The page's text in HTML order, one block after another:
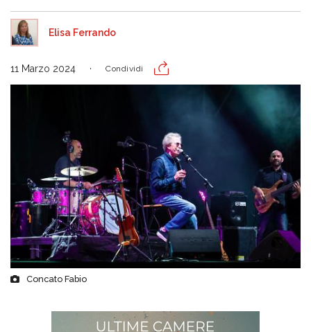
Elisa Ferrando
11 Marzo 2024 Condividi
Concato Fabio